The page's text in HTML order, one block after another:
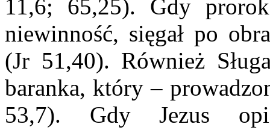
11,6; 65,25). Gdy
niewinność, sięgał po
(Jr 51,40). Również
baranka, który –
53,7). Gdy Jezus